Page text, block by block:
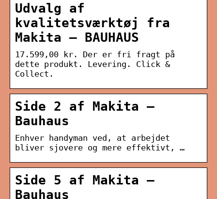
Udvalg af
kvalitetsværktøj fra
Makita – BAUHAUS
17.599,00 kr. Der er fri fragt på
dette produkt. Levering. Click &
Collect.
Side 2 af Makita –
Bauhaus
Enhver handyman ved, at arbejdet
bliver sjovere og mere effektivt, …
Side 5 af Makita –
Bauhaus